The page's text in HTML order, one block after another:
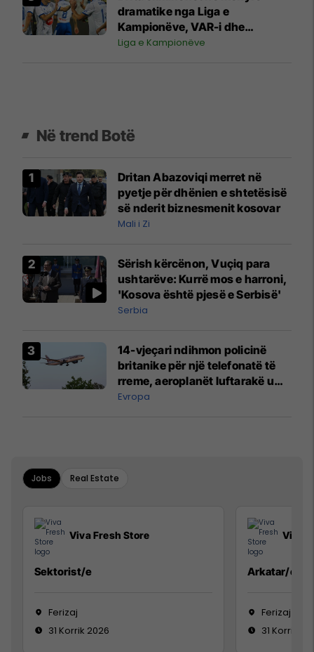
dramatike nga Liga e
Kampionëve, VAR-i dhe
penalltia në minutat shtesë
Liga e Kampionëve
Në trend Botë
Dritan Abazoviqi merret në
pyetje për dhënien e shtetësisë
së nderit biznesmenit kosovar
Mali i Zi
Sërish kërcënon, Vuçiq para
ushtarëve: Kurrë mos e harroni,
'Kosova është pjesë e Serbisë'
Serbia
14-vjeçari ndihmon policinë
britanike për një telefonatë të
rreme, aeroplanët luftarakë u
ngritën në ajër për të
Evropa
Jobs Real Estate
Viva Fresh Store
Sektorist/e
Ferizaj
31 Korrik 2026
Viva
Arkatar/e
Ferizaj
31 Korrik